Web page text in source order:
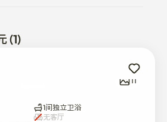
店等商家。
提供床垫
(1)
11
1间独立卫浴
无客厅